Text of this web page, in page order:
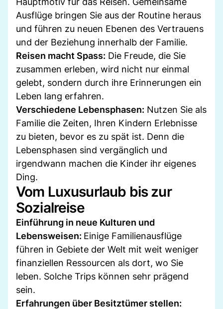
Ausflüge bringen Sie aus der Routine heraus
und führen zu neuen Ebenen des Vertrauens
und der Beziehung innerhalb der Familie.
Reisen macht Spass: Die Freude, die Sie
zusammen erleben, wird nicht nur einmal
gelebt, sondern durch ihre Erinnerungen ein
Leben lang erfahren.
Verschiedene Lebensphasen: Nutzen Sie als
Familie die Zeiten, Ihren Kindern Erlebnisse
zu bieten, bevor es zu spät ist. Denn die
Lebensphasen sind vergänglich und
irgendwann machen die Kinder ihr eigenes
Ding.
Vom Luxusurlaub bis zur
Sozialreise
Einführung in neue Kulturen und
Lebensweisen: Einige Familienausflüge
führen in Gebiete der Welt mit weit weniger
finanziellen Ressourcen als dort, wo Sie
leben. Solche Trips können sehr prägend
sein.
Erfahrungen über Besitztümer stellen: